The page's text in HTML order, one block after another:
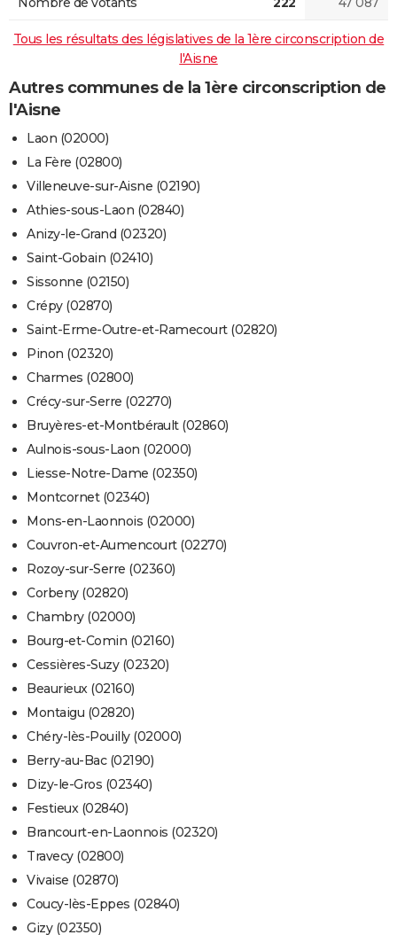
Tous les résultats des législatives de la 1ère circonscription de
l'Aisne
Autres communes de la 1ère circonscription de
l'Aisne
Laon (02000)
La Fère (02800)
Villeneuve-sur-Aisne (02190)
Athies-sous-Laon (02840)
Anizy-le-Grand (02320)
Saint-Gobain (02410)
Sissonne (02150)
Crépy (02870)
Saint-Erme-Outre-et-Ramecourt (02820)
Pinon (02320)
Charmes (02800)
Crécy-sur-Serre (02270)
Bruyères-et-Montbérault (02860)
Aulnois-sous-Laon (02000)
Liesse-Notre-Dame (02350)
Montcornet (02340)
Mons-en-Laonnois (02000)
Couvron-et-Aumencourt (02270)
Rozoy-sur-Serre (02360)
Corbeny (02820)
Chambry (02000)
Bourg-et-Comin (02160)
Cessières-Suzy (02320)
Beaurieux (02160)
Montaigu (02820)
Chéry-lès-Pouilly (02000)
Berry-au-Bac (02190)
Dizy-le-Gros (02340)
Festieux (02840)
Brancourt-en-Laonnois (02320)
Travecy (02800)
Vivaise (02870)
Coucy-lès-Eppes (02840)
Gizy (02350)